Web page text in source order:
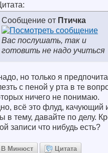
Сообщение от Птичка
Вас послушать, так и
готовить не надо учиться
но только я
с пеной у рта в те
ничего не понимаю.
всё это флуд, качующий
в тему, давайте по делу.
записи что нибудь есть?
В Минюст
Цитата